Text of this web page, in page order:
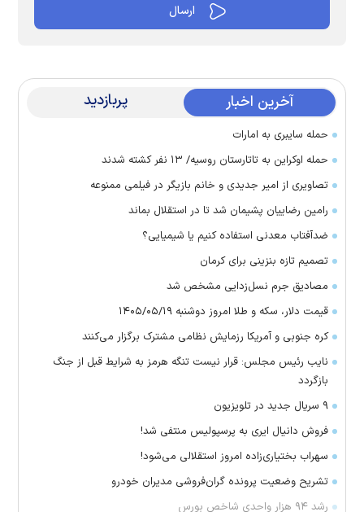
آخرین اخبار پربازدید
حمله سایبری به امارات
حمله اوکراین به تاتارستان روسیه/ ۱۳ نفر کشته شدند
تصاویری از امیر جدیدی و خانم بازیگر در فیلمی ممنوعه
رامین رضاییان پشیمان شد تا در استقلال بماند
ضدآفتاب معدنی استفاده کنیم یا شیمیایی؟
تصمیم تازه بنزینی برای کرمان
مصادیق جرم نسل‌زدایی مشخص شد
قیمت دلار، سکه و طلا امروز دوشنبه ۱۴۰۵/۰۵/۱۹
کره جنوبی و آمریکا رزمایش نظامی مشترک برگزار می‌کنند
نایب رئیس مجلس: قرار نیست تنگه هرمز به شرایط قبل از جنگ
بازگردد
۹ سریال جدید در تلویزیون
فروش دانیال ایری به پرسپولیس منتفی شد!
سهراب بختیاری‌زاده امروز استقلالی می‌شود!
تشریح وضعیت پرونده گران‌فروشی مدیران خودرو
رشد ۹۴ هزار واحدی شاخص بورس